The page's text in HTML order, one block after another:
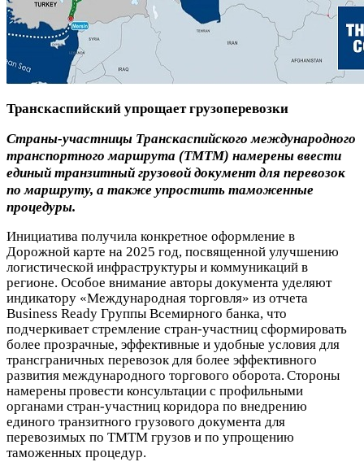
Транскаспийский упрощает грузоперевозки
Страны-участницы Транскаспийского международного
транспортного маршрута (ТМТМ) намерены ввести
единый транзитный грузовой документ для перевозок
по маршруту, а также упростить таможенные
процедуры.
Инициатива получила конкретное оформление в
Дорожной карте на 2025 год, посвященной улучшению
логистической инфраструктуры и коммуникаций в
регионе. Особое внимание авторы документа уделяют
индикатору «Международная торговля» из отчета
Business Ready Группы Всемирного банка, что
подчеркивает стремление стран-участниц сформировать
более прозрачные, эффективные и удобные условия для
трансграничных перевозок для более эффективного
развития международного торгового оборота. Стороны
намерены провести консультации с профильными
органами стран-участниц коридора по внедрению
единого транзитного грузового документа для
перевозимых по ТМТМ грузов и по упрощению
таможенных процедур.